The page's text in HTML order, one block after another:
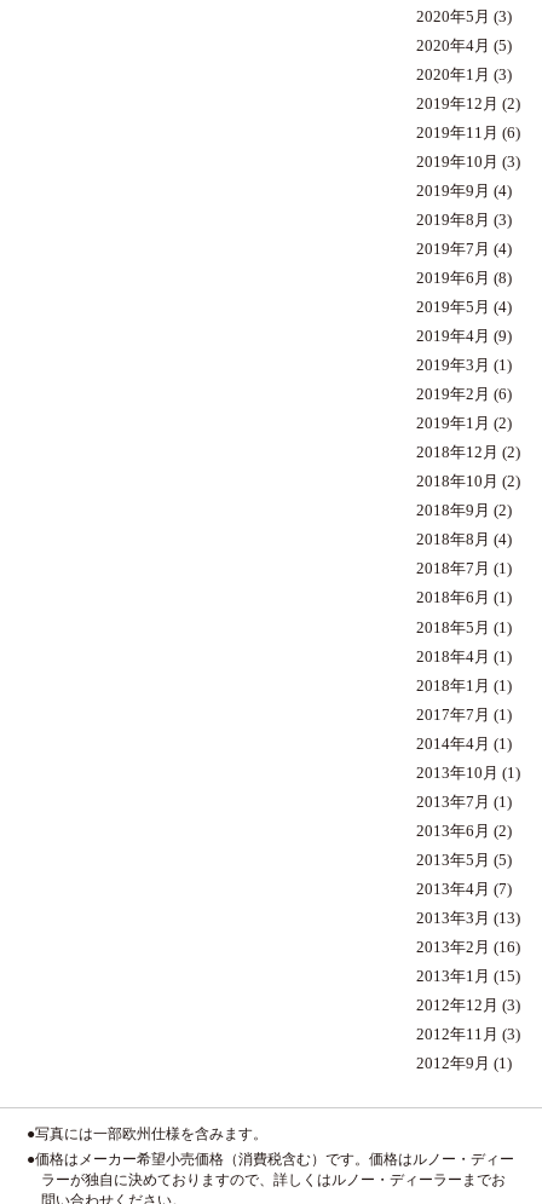
2020年5月 (3)
2020年4月 (5)
2020年1月 (3)
2019年12月 (2)
2019年11月 (6)
2019年10月 (3)
2019年9月 (4)
2019年8月 (3)
2019年7月 (4)
2019年6月 (8)
2019年5月 (4)
2019年4月 (9)
2019年3月 (1)
2019年2月 (6)
2019年1月 (2)
2018年12月 (2)
2018年10月 (2)
2018年9月 (2)
2018年8月 (4)
2018年7月 (1)
2018年6月 (1)
2018年5月 (1)
2018年4月 (1)
2018年1月 (1)
2017年7月 (1)
2014年4月 (1)
2013年10月 (1)
2013年7月 (1)
2013年6月 (2)
2013年5月 (5)
2013年4月 (7)
2013年3月 (13)
2013年2月 (16)
2013年1月 (15)
2012年12月 (3)
2012年11月 (3)
2012年9月 (1)
●写真には一部欧州仕様を含みます。
●価格はメーカー希望小売価格（消費税含む）です。価格はルノー・ディー
ラーが独自に決めておりますので、詳しくはルノー・ディーラーまでお
問い合わせください。